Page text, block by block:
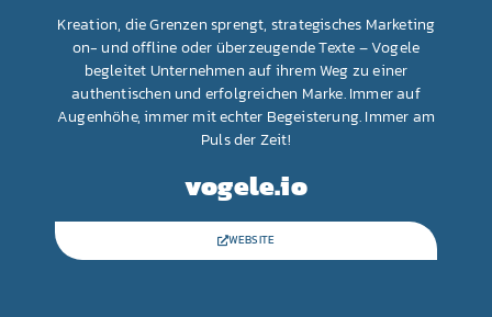
Kreation, die Grenzen sprengt, strategisches Marketing
on- und offline oder überzeugende Texte – Vogele
begleitet Unternehmen auf ihrem Weg zu einer
authentischen und erfolgreichen Marke. Immer auf
Augenhöhe, immer mit echter Begeisterung. Immer am
Puls der Zeit!
vogele.io
WEBSITE